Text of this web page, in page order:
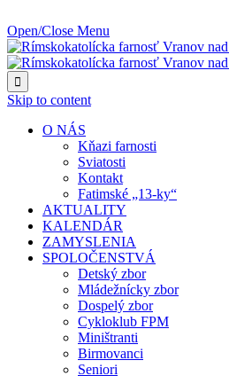
Open/Close Menu

Skip to content
O NÁS
Kňazi farnosti
Sviatosti
Kontakt
Fatimské „13-ky“
AKTUALITY
KALENDÁR
ZAMYSLENIA
SPOLOČENSTVÁ
Detský zbor
Mládežnícky zbor
Dospelý zbor
Cykloklub FPM
Miništranti
Birmovanci
Seniori